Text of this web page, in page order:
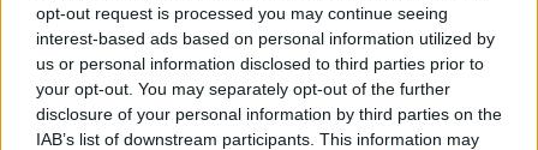
opt-out request is processed you may continue seeing
interest-based ads based on personal information utilized by
us or personal information disclosed to third parties prior to
your opt-out. You may separately opt-out of the further
disclosure of your personal information by third parties on the
IAB’s list of downstream participants. This information may